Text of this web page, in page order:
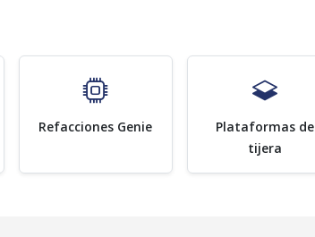
Refacciones Genie
Plataformas de
tijera